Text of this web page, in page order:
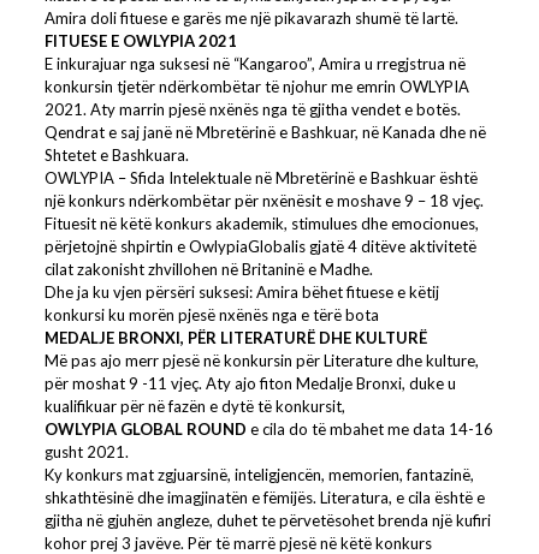
Amira doli fituese e garës me një pikavarazh shumë të lartë.
FITUESE E OWLYPIA 2021
E inkurajuar nga suksesi në “Kangaroo”, Amira u rregjstrua në
konkursin tjetër ndërkombëtar të njohur me emrin OWLYPIA
2021. Aty marrin pjesë nxënës nga të gjitha vendet e botës.
Qendrat e saj janë në Mbretërinë e Bashkuar, në Kanada dhe në
Shtetet e Bashkuara.
OWLYPIA – Sfida Intelektuale në Mbretërinë e Bashkuar është
një konkurs ndërkombëtar për nxënësit e moshave 9 – 18 vjeç.
Fituesit në këtë konkurs akademik, stimulues dhe emocionues,
përjetojnë shpirtin e OwlypiaGlobalis gjatë 4 ditëve aktivitetë
cilat zakonisht zhvillohen në Britaninë e Madhe.
Dhe ja ku vjen përsëri suksesi: Amira bëhet fituese e këtij
konkursi ku morën pjesë nxënës nga e tërë bota
MEDALJE BRONXI, PËR LITERATURË DHE KULTURË
Më pas ajo merr pjesë në konkursin për Literature dhe kulture,
për moshat 9 -11 vjeç. Aty ajo fiton Medalje Bronxi, duke u
kualifikuar për në fazën e dytë të konkursit,
OWLYPIA GLOBAL ROUND e cila do të mbahet me data 14-16
gusht 2021.
Ky konkurs mat zgjuarsinë, inteligjencën, memorien, fantazinë,
shkathtësinë dhe imagjinatën e fëmijës. Literatura, e cila është e
gjitha në gjuhën angleze, duhet te përvetësohet brenda një kufiri
kohor prej 3 javëve. Për të marrë pjesë në këtë konkurs